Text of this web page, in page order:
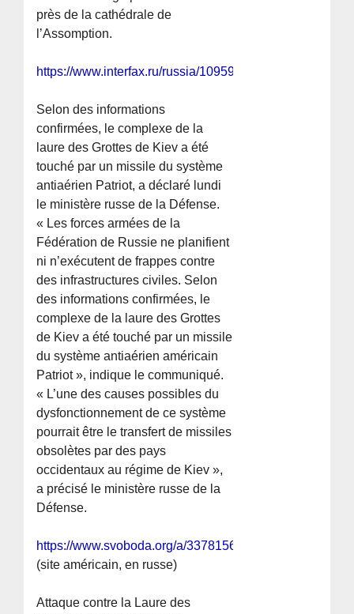
près de la cathédrale de
l’Assomption.
https://www.interfax.ru/russia/1095923
Selon des informations
confirmées, le complexe de la
laure des Grottes de Kiev a été
touché par un missile du système
antiaérien Patriot, a déclaré lundi
le ministère russe de la Défense.
« Les forces armées de la
Fédération de Russie ne planifient
ni n’exécutent de frappes contre
des infrastructures civiles. Selon
des informations confirmées, le
complexe de la laure des Grottes
de Kiev a été touché par un missile
du système antiaérien américain
Patriot », indique le communiqué.
« L’une des causes possibles du
dysfonctionnement de ce système
pourrait être le transfert de missiles
obsolètes par des pays
occidentaux au régime de Kiev »,
a précisé le ministère russe de la
Défense.
https://www.svoboda.org/a/33781568.html
(site américain, en russe)
Attaque contre la Laure des